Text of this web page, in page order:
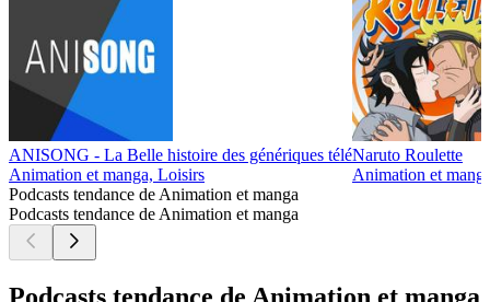
ANISONG - La Belle histoire des génériques télé
Animation et manga, Loisirs
Naruto Roulette
Animation et
Podcasts tendance de Animation et manga
Podcasts tendance de Animation et manga